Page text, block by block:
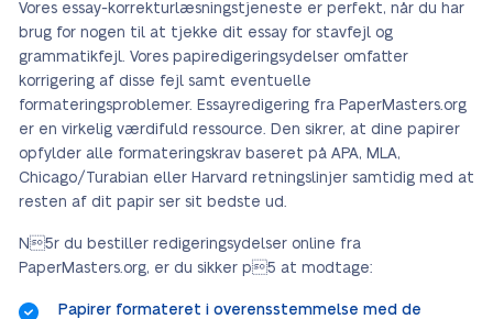
Vores essay-korrekturlæsningstjeneste er perfekt, når du har
brug for nogen til at tjekke dit essay for stavfejl og
grammatikfejl. Vores papiredigeringsydelser omfatter
korrigering af disse fejl samt eventuelle
formateringsproblemer. Essayredigering fra PaperMasters.org
er en virkelig værdifuld ressource. Den sikrer, at dine papirer
opfylder alle formateringskrav baseret på APA, MLA,
Chicago/Turabian eller Harvard retningslinjer samtidig med at
resten af dit papir ser sit bedste ud.
N5r du bestiller redigeringsydelser online fra
PaperMasters.org, er du sikker p5 at modtage:
Papirer formateret i overensstemmelse med de